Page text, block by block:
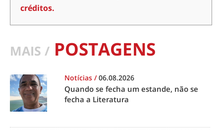
créditos.
MAIS / POSTAGENS
Notícias /06.08.2026
Quando se fecha um estande, não se
fecha a Literatura